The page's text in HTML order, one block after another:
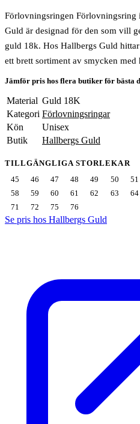
Förlovningsringen
Guld är designad för den som vill
guld 18k. Hos Hallbergs Guld
ett brett sortiment av smycken
Jämför pris hos flera butiker för bästa
Material Guld 18K
Kategori Förlovningsringar
Kön
Unisex
Butik
Hallbergs Guld
TILLGÄNGLIGA STORLEKAR
45
46 47 48 49 50 51
58
59 60 61 62 63 64
71
72 75 76
Se pris hos Hallbergs Guld